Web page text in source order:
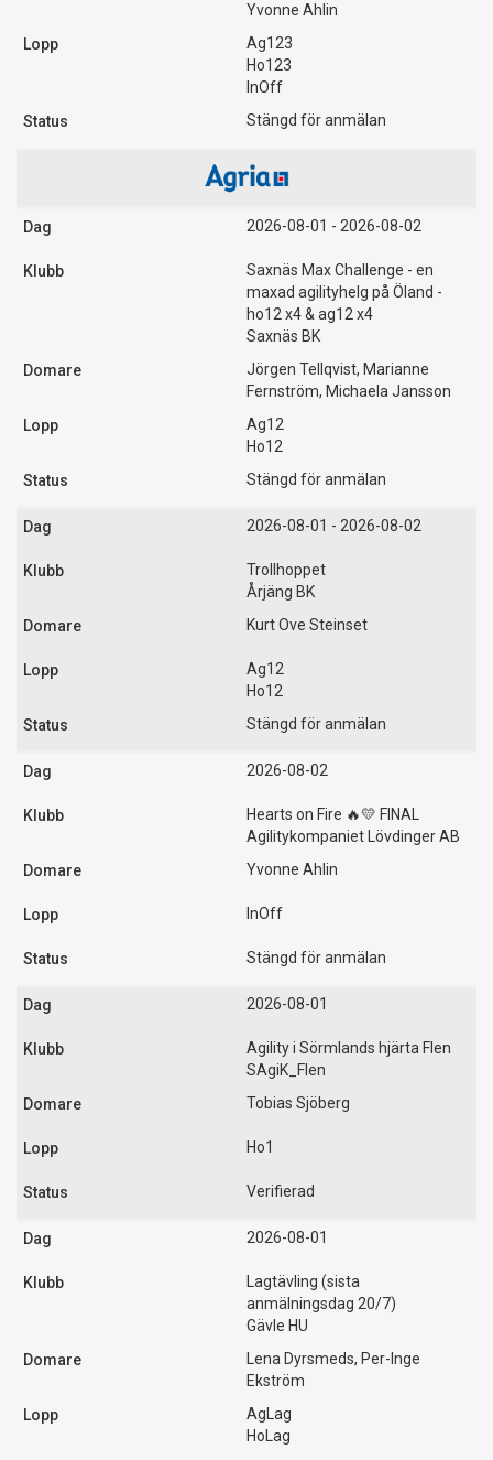
Yvonne Ahlin
Ag123
Ho123
InOff
Stängd för anmälan
2026-08-01 - 2026-08-02
Saxnäs Max Challenge - en
maxad agilityhelg på Öland -
ho12 x4 & ag12 x4
Saxnäs BK
Jörgen Tellqvist, Marianne
Fernström, Michaela Jansson
Ag12
Ho12
Stängd för anmälan
2026-08-01 - 2026-08-02
Trollhoppet
Årjäng BK
Kurt Ove Steinset
Ag12
Ho12
Stängd för anmälan
2026-08-02
Hearts on Fire 🔥💛 FINAL
Agilitykompaniet Lövdinger AB
Yvonne Ahlin
InOff
Stängd för anmälan
2026-08-01
Agility i Sörmlands hjärta Flen
SAgiK_Flen
Tobias Sjöberg
Ho1
Verifierad
2026-08-01
Lagtävling (sista
anmälningsdag 20/7)
Gävle HU
Lena Dyrsmeds, Per-Inge
Ekström
AgLag
HoLag